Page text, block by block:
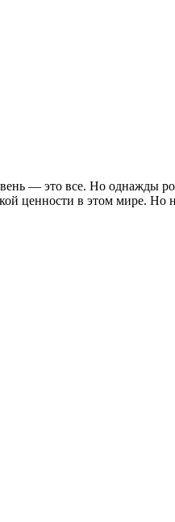
— это все. Но однажды
ценности в этом мире. Но